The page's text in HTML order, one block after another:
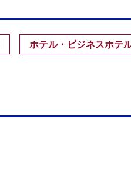
ホテル・ビジネスホテ